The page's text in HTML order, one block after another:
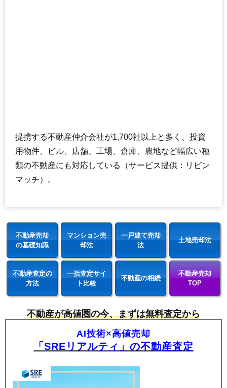
提携する不動産仲介会社が1,700社以上と多く、投資
用物件、ビル、店舗、工場、倉庫、農地など幅広い種
類の不動産にも対応している（サービス提供：リビン
マッチ）。
不動産売却
の基礎知識
マンション売
却法
一戸建て売却
法
土地売却法
不動産査定の
方法
一括査定サイ
ト比較
不動産の相続
不動産売却
TOP
不動産が高値圏の今、まずは無料査定から
AI技術×高値売却
「SREリアルティ」の不動産査定